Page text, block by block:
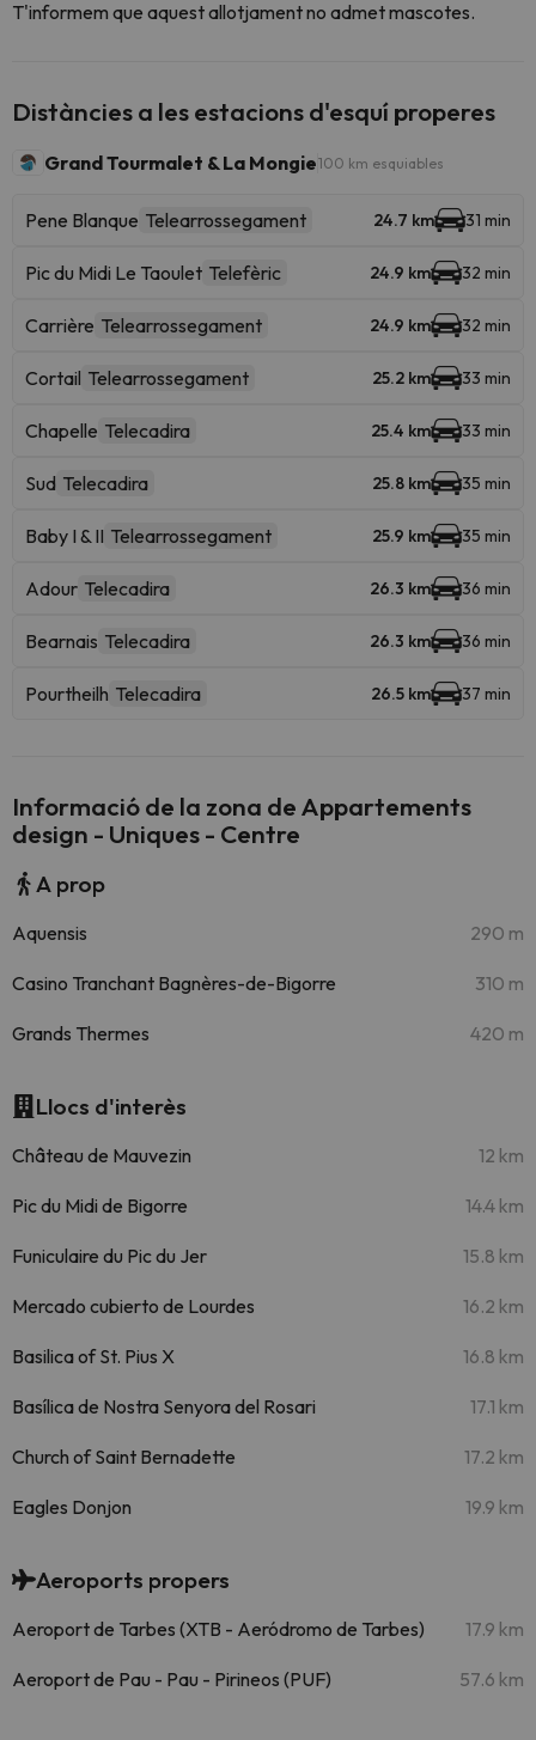
T'informem que aquest allotjament no admet mascotes.
Distàncies a les estacions d'esquí properes
Grand Tourmalet & La Mongie100 km esquiables
Pene Blanque Telearrossegament 24.7 km 31 min
Pic du Midi Le Taoulet Telefèric 24.9 km 32 min
Carrière Telearrossegament 24.9 km 32 min
Cortail Telearrossegament 25.2 km 33 min
Chapelle Telecadira 25.4 km 33 min
Sud Telecadira 25.8 km 35 min
Baby I & II Telearrossegament 25.9 km 35 min
Adour Telecadira 26.3 km 36 min
Bearnais Telecadira 26.3 km 36 min
Pourtheilh Telecadira 26.5 km 37 min
Informació de la zona de Appartements
design - Uniques - Centre
A prop
Aquensis 290 m
Casino Tranchant Bagnères-de-Bigorre 310 m
Grands Thermes 420 m
Llocs d'interès
Château de Mauvezin 12 km
Pic du Midi de Bigorre 14.4 km
Funiculaire du Pic du Jer 15.8 km
Mercado cubierto de Lourdes 16.2 km
Basilica of St. Pius X 16.8 km
Basílica de Nostra Senyora del Rosari 17.1 km
Church of Saint Bernadette 17.2 km
Eagles Donjon 19.9 km
Aeroports propers
Aeroport de Tarbes (XTB - Aeródromo de Tarbes) 17.9 km
Aeroport de Pau - Pau - Pirineos (PUF) 57.6 km